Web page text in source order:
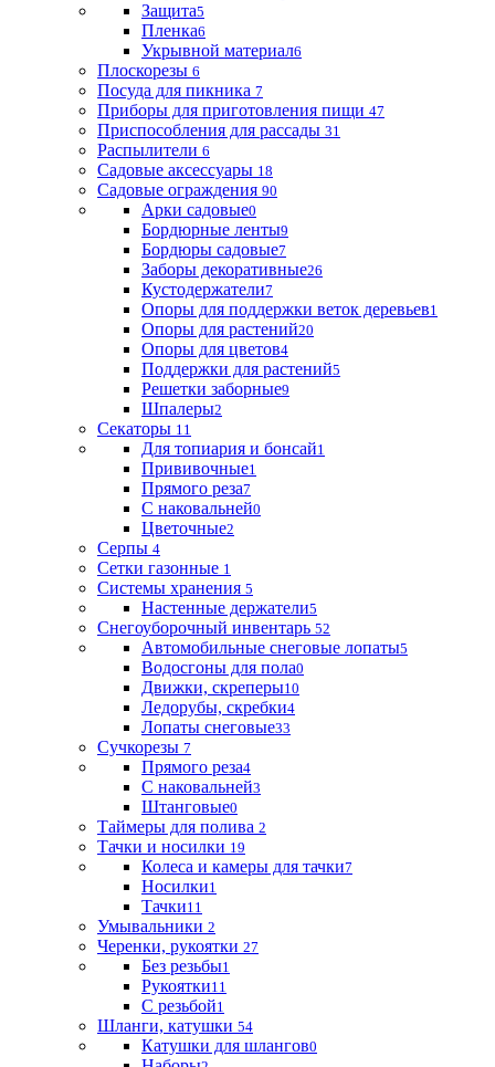
Защита5
Пленка6
Укрывной материал6
Плоскорезы 6
Посуда для пикника 7
Приборы для приготовления пищи 47
Приспособления для рассады 31
Распылители 6
Садовые аксессуары 18
Садовые ограждения 90
Арки садовые0
Бордюрные ленты9
Бордюры садовые7
Заборы декоративные26
Кустодержатели7
Опоры для поддержки веток деревьев1
Опоры для растений20
Опоры для цветов4
Поддержки для растений5
Решетки заборные9
Шпалеры2
Секаторы 11
Для топиария и бонсай1
Прививочные1
Прямого реза7
С наковальней0
Цветочные2
Серпы 4
Сетки газонные 1
Системы хранения 5
Настенные держатели5
Снегоуборочный инвентарь 52
Автомобильные снеговые лопаты5
Водосгоны для пола0
Движки, скреперы10
Ледорубы, скребки4
Лопаты снеговые33
Сучкорезы 7
Прямого реза4
С наковальней3
Штанговые0
Таймеры для полива 2
Тачки и носилки 19
Колеса и камеры для тачки7
Носилки1
Тачки11
Умывальники 2
Черенки, рукоятки 27
Без резьбы1
Рукоятки11
С резьбой1
Шланги, катушки 54
Катушки для шлангов0